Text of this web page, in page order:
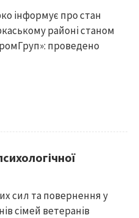
інформує про стан
районі станом
проведено
сил та повернення у
сімей ветеранів